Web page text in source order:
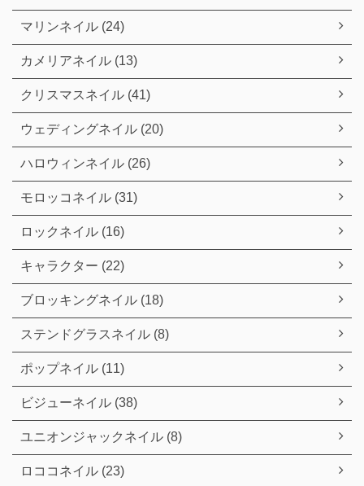
マリンネイル (24)
カメリアネイル (13)
クリスマスネイル (41)
ウェディングネイル (20)
ハロウィンネイル (26)
モロッコネイル (31)
ロックネイル (16)
キャラクター (22)
ブロッキングネイル (18)
ステンドグラスネイル (8)
ポップネイル (11)
ビジューネイル (38)
ユニオンジャックネイル (8)
ロココネイル (23)